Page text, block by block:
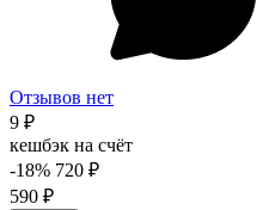
Отзывов нет
9 ₽
кешбэк на счёт
-18% 720 ₽
590 ₽